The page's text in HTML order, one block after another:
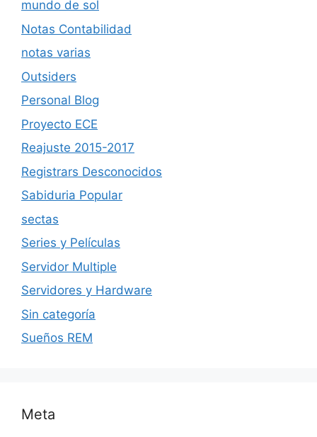
mundo de sol
Notas Contabilidad
notas varias
Outsiders
Personal Blog
Proyecto ECE
Reajuste 2015-2017
Registrars Desconocidos
Sabiduria Popular
sectas
Series y Películas
Servidor Multiple
Servidores y Hardware
Sin categoría
Sueños REM
Meta